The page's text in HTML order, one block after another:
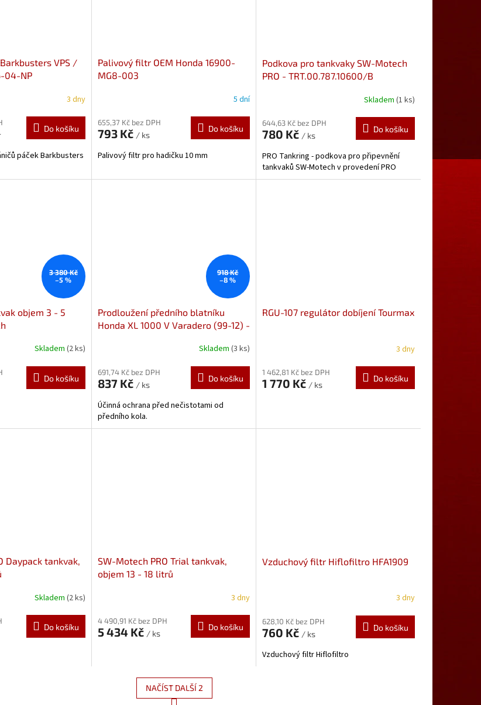
VPS /
04-NP
3 dny
Do košíku
páček Barkbusters
Palivový filtr OEM Honda 16900-
MG8-003
5 dní
655,37 Kč bez DPH
793 Kč / ks
Do košíku
Palivový filtr pro hadičku 10 mm
Podkova pro tankvaky SW-Motech
PRO - TRT.00.787.10600/B
Skladem (1 ks)
644,63 Kč bez DPH
780 Kč / ks
Do košíku
PRO Tankring - podkova pro připevnění
tankvaků SW-Motech v provedení PRO
3 380 Kč
–5 %
objem 3 - 5
Skladem (2 ks)
Do košíku
918 Kč
–8 %
Prodloužení předního blatníku
Honda XL 1000 V Varadero (99-12) -
blatníku od Pyramid Plastics
Skladem (3 ks)
691,74 Kč bez DPH
837 Kč / ks
Do košíku
Účinná ochrana před nečistotami od
předního kola.
RGU-107 regulátor dobíjení Tourmax
3 dny
1 462,81 Kč bez DPH
1 770 Kč / ks
Do košíku
Daypack tankvak,
Skladem (2 ks)
Do košíku
SW-Motech PRO Trial tankvak,
objem 13 - 18 litrů
3 dny
4 490,91 Kč bez DPH
5 434 Kč / ks
Do košíku
Vzduchový filtr Hiflofiltro HFA1909
3 dny
628,10 Kč bez DPH
760 Kč / ks
Do košíku
Vzduchový filtr Hiflofiltro
NAČÍST DALŠÍ 2